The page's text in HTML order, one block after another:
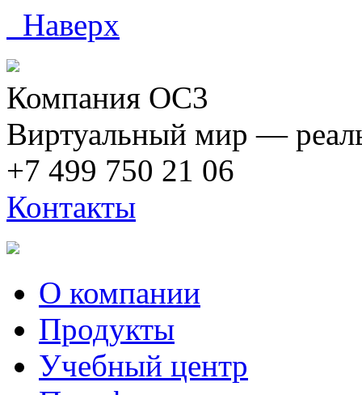
Наверх
Компания ОС3
Виртуальный мир —
+7 499 750 21 06
Контакты
О компании
Продукты
Учебный центр